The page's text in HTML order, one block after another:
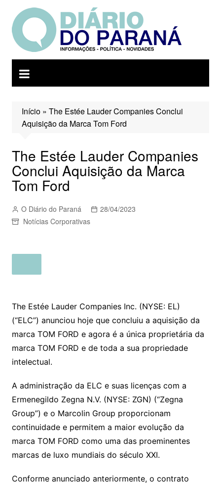
para
conteúdo
Início» The Estée Lauder Companies Conclui
Aquisição da Marca Tom Ford
The Estée Lauder Companies
Conclui Aquisição da Marca
Tom Ford
O Diário do Paraná
28/04/2023
Notícias Corporativas
The Estée Lauder Companies Inc. (NYSE: EL)
(“ELC”) anunciou hoje que concluiu a aquisição da
marca TOM FORD e agora é a única proprietária da
marca TOM FORD e de toda a sua propriedade
intelectual.
A administração da ELC e suas licenças com a
Ermenegildo Zegna N.V. (NYSE: ZGN) (“Zegna
Group”) e o Marcolin Group proporcionam
continuidade e permitem a maior evolução da
marca TOM FORD como uma das proeminentes
marcas de luxo mundiais do século XXI.
Conforme anunciado anteriormente, o contrato